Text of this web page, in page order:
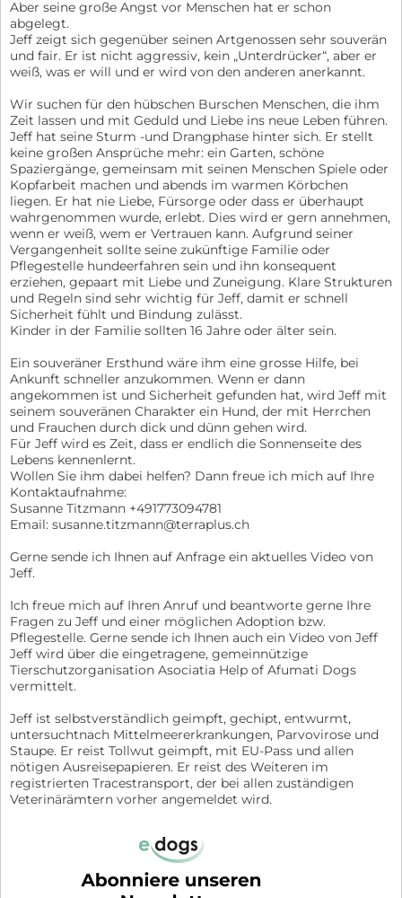
Aber seine große Angst vor Menschen hat er schon
abgelegt.
Jeff zeigt sich gegenüber seinen Artgenossen sehr souverän
und fair. Er ist nicht aggressiv, kein „Unterdrücker“, aber er
weiß, was er will und er wird von den anderen anerkannt.
Wir suchen für den hübschen Burschen Menschen, die ihm
Zeit lassen und mit Geduld und Liebe ins neue Leben führen.
Jeff hat seine Sturm -und Drangphase hinter sich. Er stellt
keine großen Ansprüche mehr: ein Garten, schöne
Spaziergänge, gemeinsam mit seinen Menschen Spiele oder
Kopfarbeit machen und abends im warmen Körbchen
liegen. Er hat nie Liebe, Fürsorge oder dass er überhaupt
wahrgenommen wurde, erlebt. Dies wird er gern annehmen,
wenn er weiß, wem er Vertrauen kann. Aufgrund seiner
Vergangenheit sollte seine zukünftige Familie oder
Pflegestelle hundeerfahren sein und ihn konsequent
erziehen, gepaart mit Liebe und Zuneigung. Klare Strukturen
und Regeln sind sehr wichtig für Jeff, damit er schnell
Sicherheit fühlt und Bindung zulässt.
Kinder in der Familie sollten 16 Jahre oder älter sein.
Ein souveräner Ersthund wäre ihm eine grosse Hilfe, bei
Ankunft schneller anzukommen. Wenn er dann
angekommen ist und Sicherheit gefunden hat, wird Jeff mit
seinem souveränen Charakter ein Hund, der mit Herrchen
und Frauchen durch dick und dünn gehen wird.
Für Jeff wird es Zeit, dass er endlich die Sonnenseite des
Lebens kennenlernt.
Wollen Sie ihm dabei helfen? Dann freue ich mich auf Ihre
Kontaktaufnahme:
Susanne Titzmann +491773094781
Email: susanne.titzmann@terraplus.ch
Gerne sende ich Ihnen auf Anfrage ein aktuelles Video von
Jeff.
Ich freue mich auf Ihren Anruf und beantworte gerne Ihre
Fragen zu Jeff und einer möglichen Adoption bzw.
Pflegestelle. Gerne sende ich Ihnen auch ein Video von Jeff
Jeff wird über die eingetragene, gemeinnützige
Tierschutzorganisation Asociatia Help of Afumati Dogs
vermittelt.
Jeff ist selbstverständlich geimpft, gechipt, entwurmt,
untersuchtnach Mittelmeererkrankungen, Parvovirose und
Staupe. Er reist Tollwut geimpft, mit EU-Pass und allen
nötigen Ausreisepapieren. Er reist des Weiteren im
registrierten Tracestransport, der bei allen zuständigen
Veterinärämtern vorher angemeldet wird.